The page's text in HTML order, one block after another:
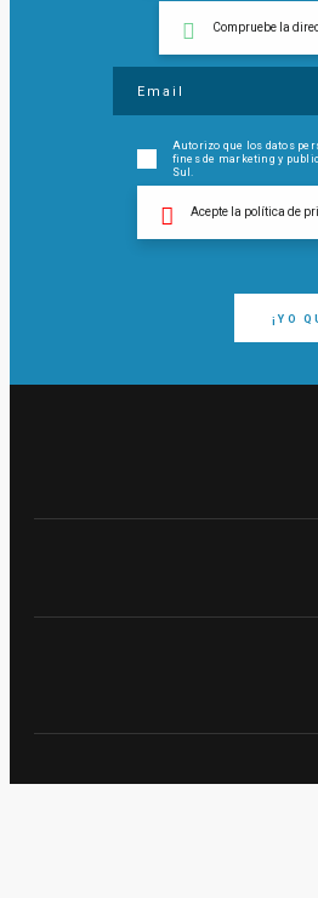
¡YO
Compruebe la
Autorizo ​​que los datos
fines de marketing y
Sul.
Acepte la política de